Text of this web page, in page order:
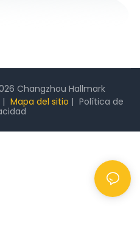
Changzhou Hallmark
Mapa del sitio | Política de